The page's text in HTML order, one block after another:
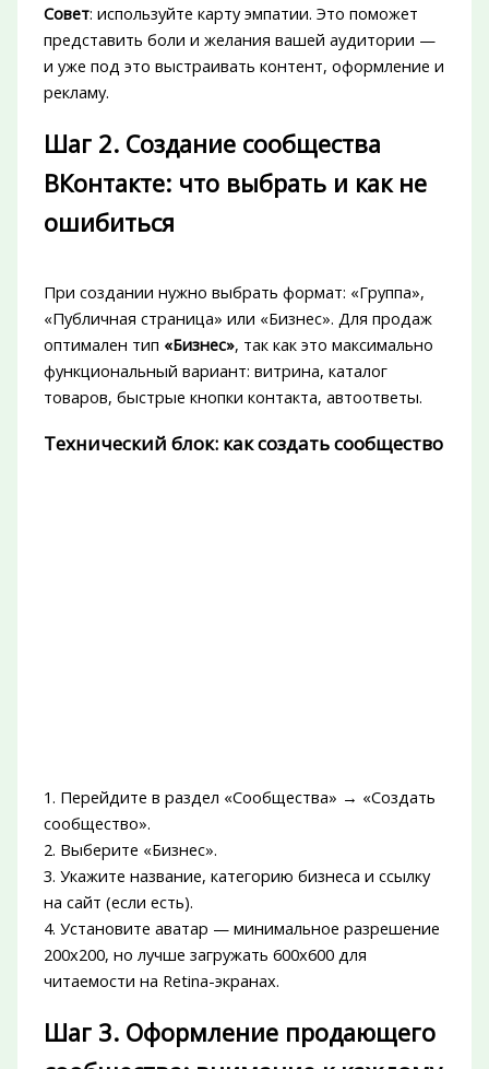
Совет: используйте карту эмпатии. Это поможет
представить боли и желания вашей аудитории —
и уже под это выстраивать контент, оформление и
рекламу.
Шаг 2. Создание сообщества
ВКонтакте: что выбрать и как не
ошибиться
При создании нужно выбрать формат: «Группа»,
«Публичная страница» или «Бизнес». Для продаж
оптимален тип «Бизнес», так как это максимально
функциональный вариант: витрина, каталог
товаров, быстрые кнопки контакта, автоответы.
Технический блок: как создать сообщество
1. Перейдите в раздел «Сообщества» → «Создать
сообщество».
2. Выберите «Бизнес».
3. Укажите название, категорию бизнеса и ссылку
на сайт (если есть).
4. Установите аватар — минимальное разрешение
200х200, но лучше загружать 600х600 для
читаемости на Retina-экранах.
Шаг 3. Оформление продающего